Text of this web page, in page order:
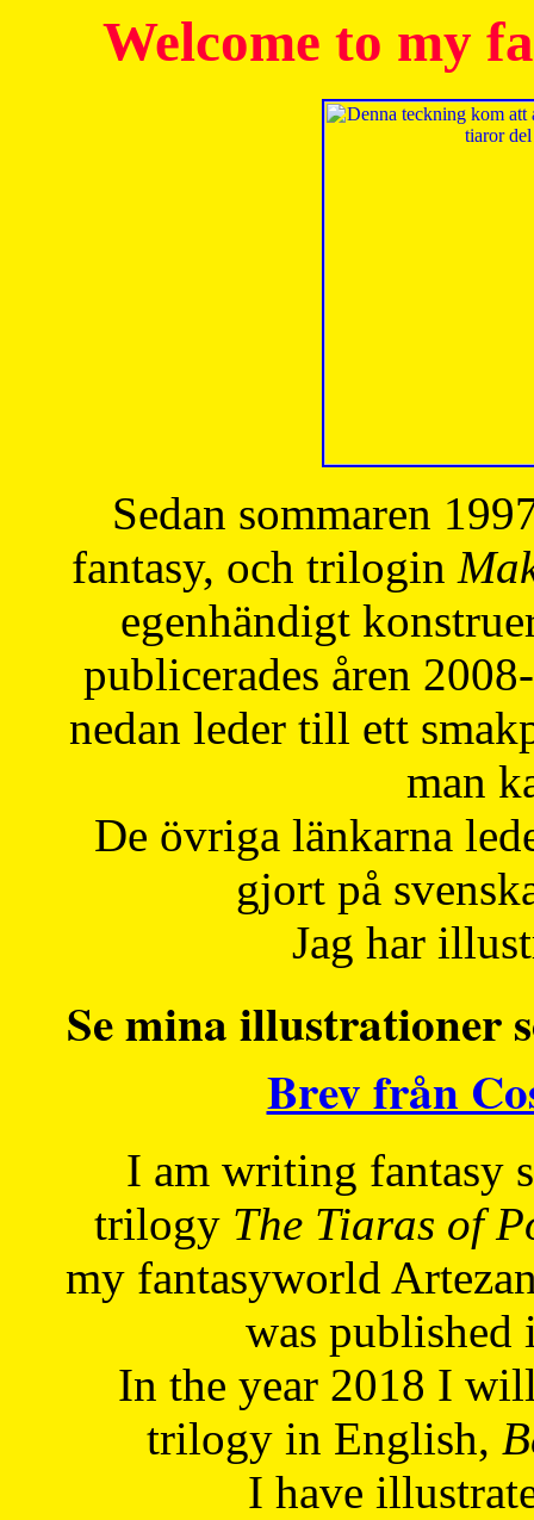
Welcome to my
Sedan sommaren
fantasy, och trilogin
egenhändigt
publicerades åren
nedan leder till ett
man
De övriga länkarna
gjort på
Jag har
Se mina illustrationer
Brev från
I am writing fantasy
trilogy The Tiaras of
my fantasyworld
was published
In the year 2018 I
trilogy in English,
I have